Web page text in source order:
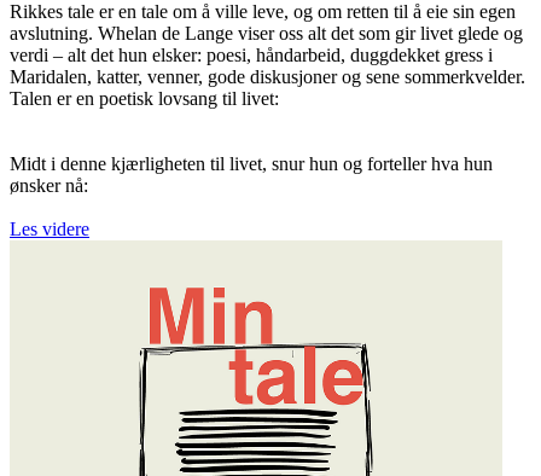
Rikkes tale er en tale om å ville leve, og om retten til å eie sin egen
avslutning. Whelan de Lange viser oss alt det som gir livet glede og
verdi – alt det hun elsker: poesi, håndarbeid, duggdekket gress i
Maridalen, katter, venner, gode diskusjoner og sene sommerkvelder.
Talen er en poetisk lovsang til livet:
Midt i denne kjærligheten til livet, snur hun og forteller hva hun
ønsker nå:
Les videre